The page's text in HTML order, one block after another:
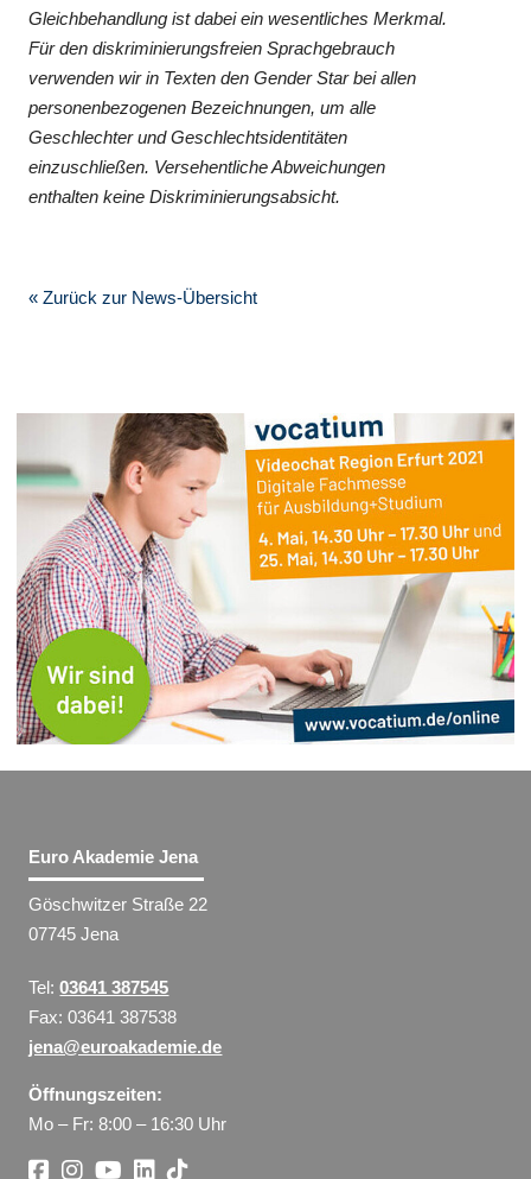
Gleichbehandlung ist dabei ein wesentliches Merkmal.
Für den diskriminierungsfreien Sprachgebrauch
verwenden wir in Texten den Gender Star bei allen
personenbezogenen Bezeichnungen, um alle
Geschlechter und Geschlechtsidentitäten
einzuschließen. Versehentliche Abweichungen
enthalten keine Diskriminierungsabsicht.
« Zurück zur News-Übersicht
Euro Akademie Jena
Göschwitzer Straße 22
07745 Jena
Tel:03641 387545
Fax: 03641 387538
jena@euroakademie.de
Öffnungszeiten:
Mo – Fr: 8:00 – 16:30 Uhr